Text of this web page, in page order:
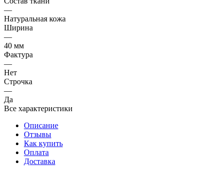
—
Натуральная кожа
Ширина
—
40 мм
Фактура
—
Нет
Строчка
—
Да
Все характеристики
Описание
Отзывы
Как купить
Оплата
Доставка